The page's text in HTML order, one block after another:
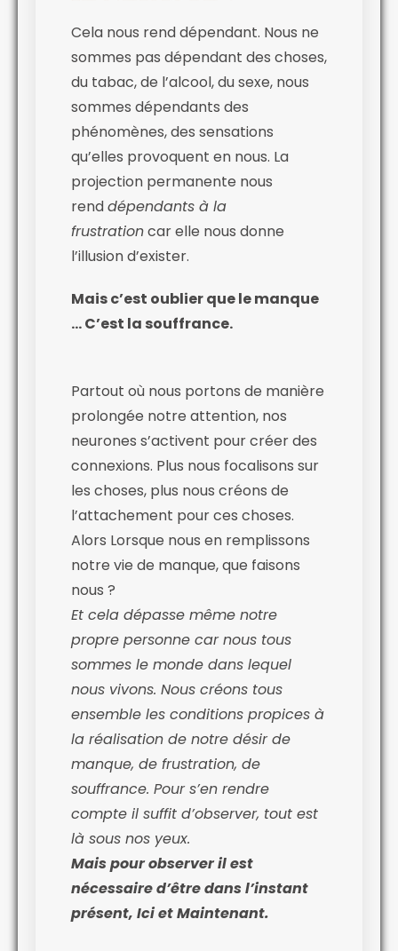
Cela nous rend dépendant. Nous ne
sommes pas dépendant des choses,
du tabac, de l’alcool, du sexe, nous
sommes dépendants des
phénomènes, des sensations
qu’elles provoquent en nous. La
projection permanente nous
renddépendants à la
frustrationcar elle nous donne
l’illusion d’exister.
Mais c’est oublier que le manque
… C’est la souffrance.
Partout où nous portons de manière
prolongée notre attention, nos
neurones s’activent pour créer des
connexions. Plus nous focalisons sur
les choses, plus nous créons de
l’attachement pour ces choses.
Alors Lorsque nous en remplissons
notre vie de manque, que faisons
nous ?
Et cela dépasse même notre
propre personne car nous tous
sommes le monde dans lequel
nous vivons. Nous créons tous
ensemble les conditions propices à
la réalisation de notre désir de
manque, de frustration, de
souffrance. Pour s’en rendre
compte il suffit d’observer, tout est
là sous nos yeux.
Mais pour observer il est
nécessaire d’être dans l’instant
présent, Ici et Maintenant.